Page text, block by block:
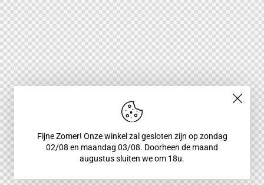
Fijne Zomer! Onze winkel zal gesloten zijn op zondag
02/08 en maandag 03/08. Doorheen de maand
augustus sluiten we om 18u.